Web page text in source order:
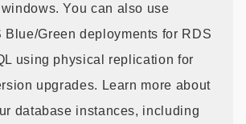
You can also use
Blue/Green deployments for RDS
using physical replication for
upgrades. Learn more about
database instances, including